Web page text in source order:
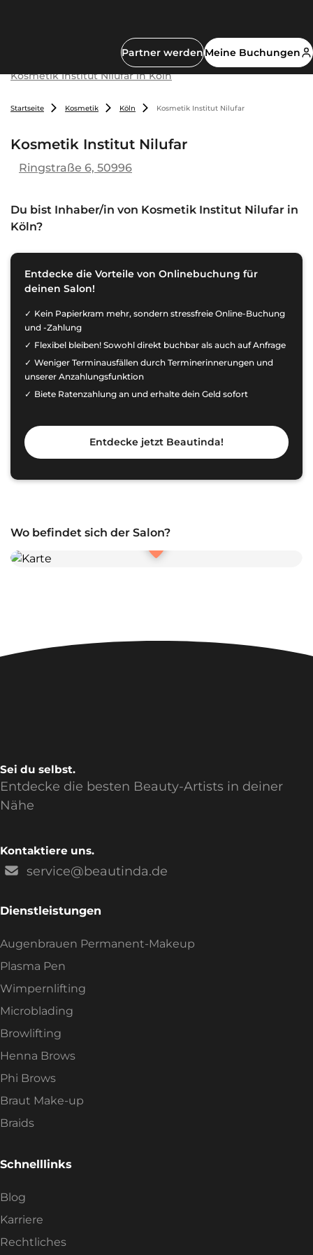
Partner werdenMeine Buchungen
Kosmetik Institut Nilufar in Köln
Startseite Kosmetik Köln Kosmetik Institut Nilufar
Kosmetik Institut Nilufar
Ringstraße 6, 50996
Du bist Inhaber/in von Kosmetik Institut Nilufar in
Köln?
Entdecke die Vorteile von Onlinebuchung für
deinen Salon!
Kein Papierkram mehr, sondern stressfreie Online-Buchung
und -Zahlung
Flexibel bleiben! Sowohl direkt buchbar als auch auf Anfrage
Weniger Terminausfällen durch Terminerinnerungen und
unserer Anzahlungsfunktion
Biete Ratenzahlung an und erhalte dein Geld sofort
Entdecke jetzt Beautinda!
Wo befindet sich der Salon?
Sei du selbst.
Entdecke die besten Beauty-Artists in deiner
Nähe
Kontaktiere uns.
service@beautinda.de
Dienstleistungen
Augenbrauen Permanent-Makeup
Plasma Pen
Wimpernlifting
Microblading
Browlifting
Henna Brows
Phi Brows
Braut Make-up
Braids
Schnelllinks
Blog
Karriere
Rechtliches